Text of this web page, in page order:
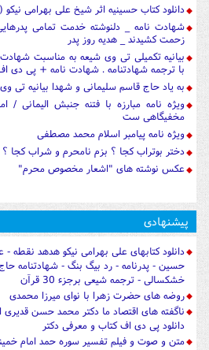
دانلود کتاب حسینیه اثر شیخ علی بهرامی
شهادت نامه _ دلنوشته خدمت تمامی
زحمت کشیدند _ هدیه روز پدر
بیانیه تکمیلی تی وی شیعه به مناسبت
با ترجمه شهادتنامه . شهادت نامه + پی
به یاد حاج قاسم سلیمانی و شهدا بیانیه تی
ویژه نامه مبارزه با فتنه جنبش الیمانی /
مخفیگاهی ست
ویژه نامه پیامبر اسلام محمد مصطفی
دختر بوتراب کجا ؟ بزم نامحرم و شراب
عکس نوشته های "اشعار مخصوص محرم"
پیشنهادی
دانلود کتابهای علی بهرامی نیکو هدهد نقطه
حسین - پدرنامه - رد بیگ بنگ - شهادتنامه
خشکسالی - ترجمه شیعی برجزء 30 قرآن
روضه های حضرت زهرا با نوای میرزا محمدی
ناگفته های اقتصاد ما دکتر محمد حسن قدیری
دانلود پی دی اف کتاب و معرفی دکتر
متن و صوت و فیلم تفسیر سوره حمد امام خمینی ره